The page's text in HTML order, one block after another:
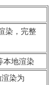
染，完整
本地渲染
染为